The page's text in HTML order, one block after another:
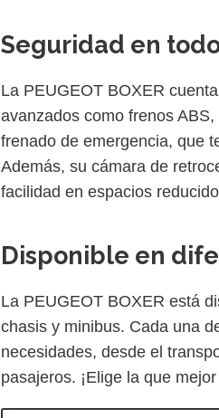
Seguridad en
La PEUGEOT BOXER
avanzados como frenos
frenado de emergencia, que
Además, su cámara de
facilidad en espacios
Disponible en
La PEUGEOT BOXER está
chasis y minibus. Cada una
necesidades, desde el
pasajeros. ¡Elige la que